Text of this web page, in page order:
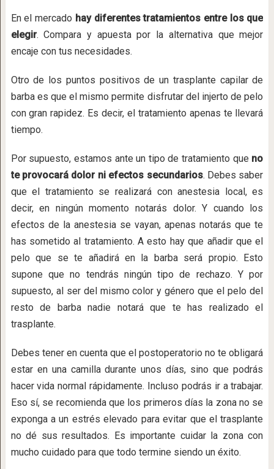
En el mercado hay diferentes tratamientos entre los que
elegir. Compara y apuesta por la alternativa que mejor
encaje con tus necesidades.
Otro de los puntos positivos de un trasplante capilar de
barba es que el mismo permite disfrutar del injerto de pelo
con gran rapidez. Es decir, el tratamiento apenas te llevará
tiempo.
Por supuesto, estamos ante un tipo de tratamiento que no
te provocará dolor ni efectos secundarios. Debes saber
que el tratamiento se realizará con anestesia local, es
decir, en ningún momento notarás dolor. Y cuando los
efectos de la anestesia se vayan, apenas notarás que te
has sometido al tratamiento. A esto hay que añadir que el
pelo que se te añadirá en la barba será propio. Esto
supone que no tendrás ningún tipo de rechazo. Y por
supuesto, al ser del mismo color y género que el pelo del
resto de barba nadie notará que te has realizado el
trasplante.
Debes tener en cuenta que el postoperatorio no te obligará
estar en una camilla durante unos días, sino que podrás
hacer vida normal rápidamente. Incluso podrás ir a trabajar.
Eso sí, se recomienda que los primeros días la zona no se
exponga a un estrés elevado para evitar que el trasplante
no dé sus resultados. Es importante cuidar la zona con
mucho cuidado para que todo termine siendo un éxito.